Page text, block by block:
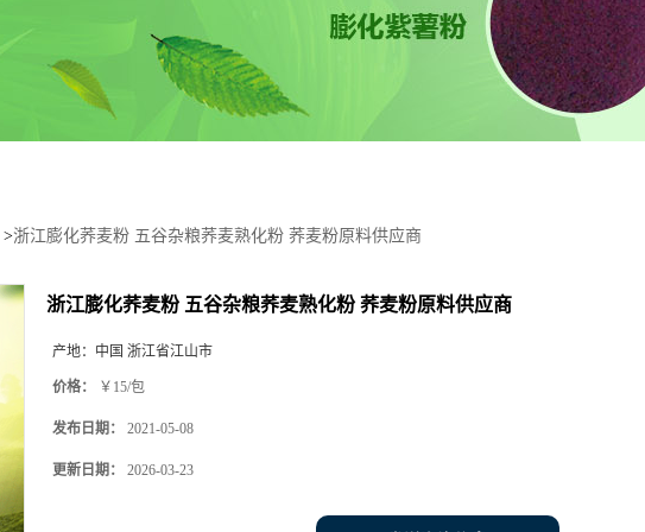
>浙江膨化荞麦粉 五谷杂粮荞麦熟化粉 荞麦粉原料供应商
浙江膨化荞麦粉 五谷杂粮荞麦熟化粉 荞麦粉原料供应商
产地： 中国 浙江省江山市
价格： ￥15/包
发布日期： 2021-05-08
更新日期： 2026-03-23